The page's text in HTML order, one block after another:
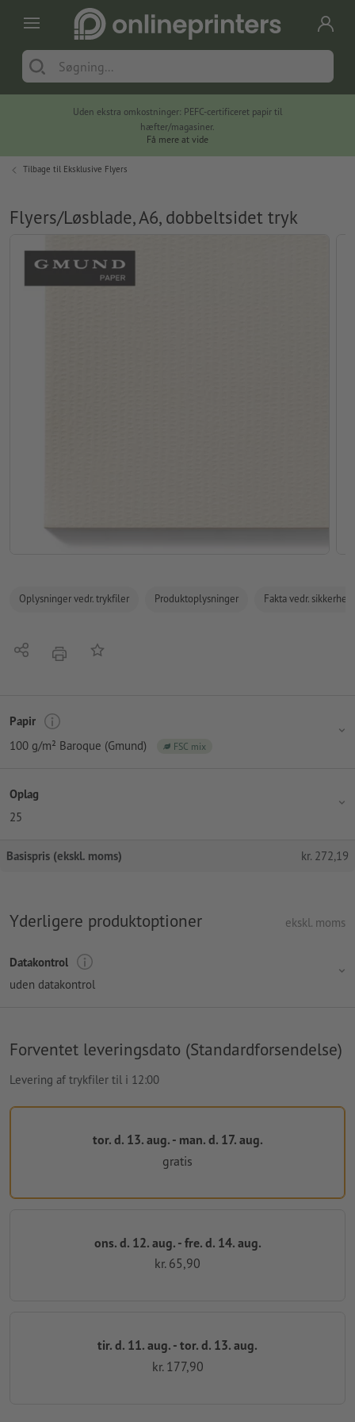
Uden ekstra omkostninger: PEFC-certificeret papir til
hæfter/magasiner.
Få mere at vide
Tilbage til Eksklusive Flyers
Flyers/Løsblade, A6, dobbeltsidet tryk
Oplysninger vedr. trykfiler Produktoplysninger Fakta vedr.
Del tryk Tilføj til huskelisten
Papir
100 g/m² Baroque (Gmund)
FSC mix
Oplag
25
Basispris (ekskl. moms) kr. 272,19
Yderligere produktoptioner ekskl. moms
Datakontrol
uden datakontrol
Forventet leveringsdato (Standardforsendelse)
Levering af trykfiler til i 12:00
tor. d. 13. aug. - man. d. 17. aug.
gratis
ons. d. 12. aug. - fre. d. 14. aug.
kr. 65,90
tir. d. 11. aug. - tor. d. 13. aug.
kr. 177,90